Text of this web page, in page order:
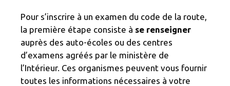
Pour s’inscrire à un examen du code de la route,
la première étape consiste à se renseigner
auprès des auto-écoles ou des centres
d’examens agréés par le ministère de
l’Intérieur. Ces organismes peuvent vous fournir
toutes les informations nécessaires à votre